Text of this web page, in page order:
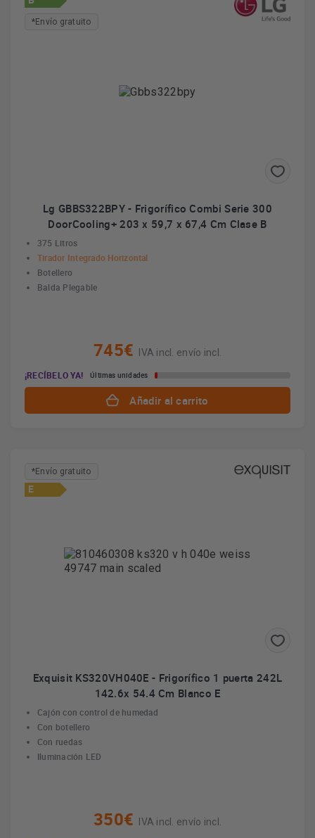
*Envío gratuito
Lg GBBS322BPY - Frigorífico Combi Serie 300
DoorCooling+ 203 x 59,7 x 67,4 Cm Clase B
375 Litros
Tirador Integrado Horizontal
Botellero
Balda Plegable
745€
IVA incl. envío incl.
¡RECÍBELO YA!
Últimas unidades
Añadir al carrito
*Envío gratuito
E
Exquisit KS320VH040E - Frigorífico 1 puerta 242L
142.6x 54.4 Cm Blanco E
Cajón con control de humedad
Con botellero
Con ruedas
Iluminación LED
350€
IVA incl. envío incl.